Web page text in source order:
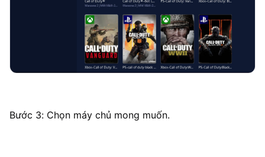
Bước 3: Chọn máy chủ mong muốn.